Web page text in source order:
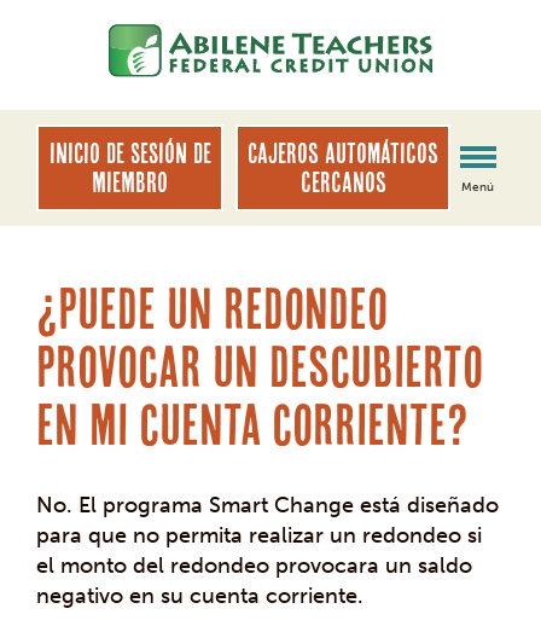
de
sesión
web
INICIO DE SESIÓN DE
MIEMBRO
Cajeros automáticos
cercanos
Menú
¿Puede un redondeo
provocar un descubierto
en mi cuenta corriente?
No. El programa Smart Change está diseñado
para que no permita realizar un redondeo si
el monto del redondeo provocara un saldo
negativo en su cuenta corriente.